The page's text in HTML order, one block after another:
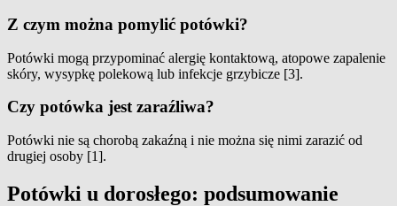
Z czym można pomylić potówki?
Potówki mogą przypominać alergię kontaktową, atopowe zapalenie
skóry, wysypkę polekową lub infekcje grzybicze [3].
Czy potówka jest zaraźliwa?
Potówki nie są chorobą zakaźną i nie można się nimi zarazić od
drugiej osoby [1].
Potówki u dorosłego: podsumowanie